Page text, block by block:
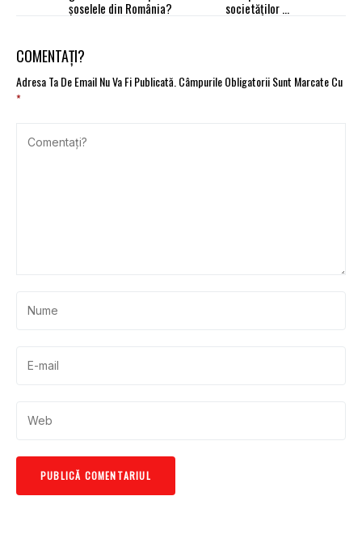
șoselele din România?
societăților de
COMENTAȚI?
Adresa Ta De Email Nu Va Fi Publicată.Câmpurile Obligatorii Sunt Marcate Cu
*